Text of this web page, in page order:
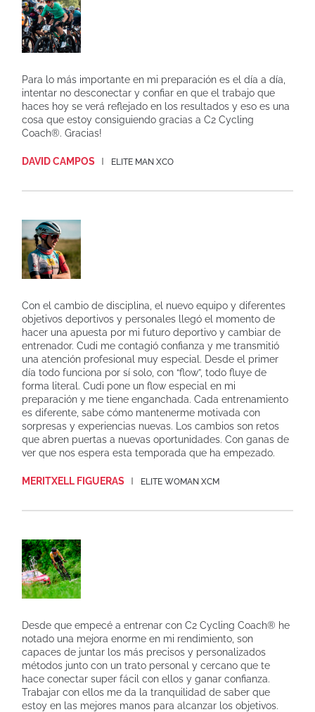
Para lo más importante en mi preparación es el día a día,
intentar no desconectar y confiar en que el trabajo que
haces hoy se verá reflejado en los resultados y eso es una
cosa que estoy consiguiendo gracias a C2 Cycling
Coach®. Gracias!
DAVID CAMPOS ELITE MAN XCO
Con el cambio de disciplina, el nuevo equipo y diferentes
objetivos deportivos y personales llegó el momento de
hacer una apuesta por mi futuro deportivo y cambiar de
entrenador. Cudi me contagió confianza y me transmitió
una atención profesional muy especial. Desde el primer
día todo funciona por sí solo, con “flow”, todo fluye de
forma literal. Cudi pone un flow especial en mi
preparación y me tiene enganchada. Cada entrenamiento
es diferente, sabe cómo mantenerme motivada con
sorpresas y experiencias nuevas. Los cambios son retos
que abren puertas a nuevas oportunidades. Con ganas de
ver que nos espera esta temporada que ha empezado.
MERITXELL FIGUERAS ELITE WOMAN XCM
Desde que empecé a entrenar con C2 Cycling Coach® he
notado una mejora enorme en mi rendimiento, son
capaces de juntar los más precisos y personalizados
métodos junto con un trato personal y cercano que te
hace conectar super fácil con ellos y ganar confianza.
Trabajar con ellos me da la tranquilidad de saber que
estoy en las mejores manos para alcanzar los objetivos.